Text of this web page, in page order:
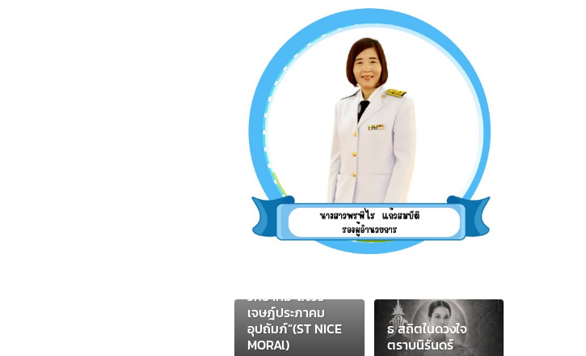
เผยแพร่นวัตกรรม
การใช้รูปแบบการ
เสริมสร้างคุณธรรม
วิทยาคม”สังวร
เจษฎ์ประภาคม
อุปถัมภ์”(ST NICE
MORAl)
ธ สถิตในดวงใจ
ตราบนิรันดร์